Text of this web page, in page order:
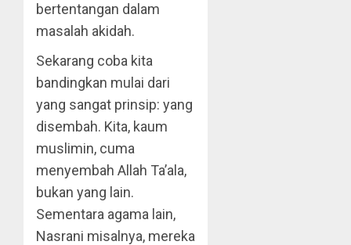
bertentangan dalam
masalah akidah.
Sekarang coba kita
bandingkan mulai dari
yang sangat prinsip: yang
disembah. Kita, kaum
muslimin, cuma
menyembah Allah Ta’ala,
bukan yang lain.
Sementara agama lain,
Nasrani misalnya, mereka